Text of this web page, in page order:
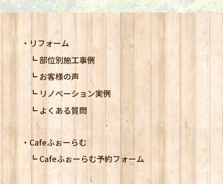
リフォーム
部位別施工事例
お客様の声
リノベーション実例
よくある質問
Cafeふぉーらむ
Cafeふぉーらむ予約フォーム